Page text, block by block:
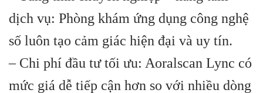
dịch vụ: Phòng khám ứng dụng công nghệ
số luôn tạo cảm giác hiện đại và uy tín.
– Chi phí đầu tư tối ưu: Aoralscan Lync có
mức giá dễ tiếp cận hơn so với nhiều dòng